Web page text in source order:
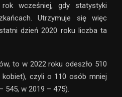
wcześniej, gdy statystyki
Utrzymuje się więc
dzień 2020 roku liczba ta
to w 2022 roku odeszło 510
czyli o 110 osób mniej
545, w 2019 – 475).